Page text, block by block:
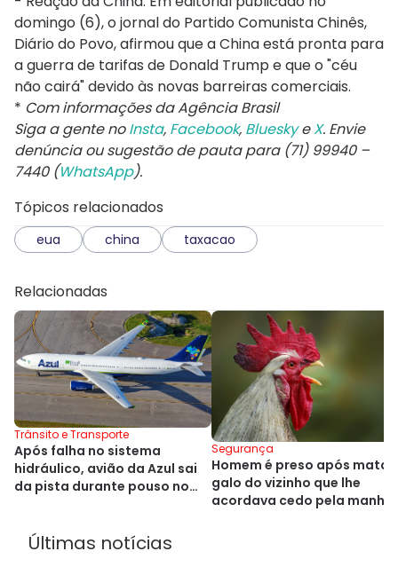
domingo (6), o jornal do Partido Comunista Chinês,
Diário do Povo, afirmou que a China está pronta para
a guerra de tarifas de Donald Trump e que o "céu
não cairá" devido às novas barreiras comerciais.
* Com informações da Agência Brasil
Siga a gente noInsta, Facebook, BlueskyeX. Envie
denúncia ou sugestão de pauta para (71) 99940 –
7440 (WhatsApp).
Tópicos relacionados
eua china taxacao
Relacionadas
Trânsito e Transporte
Após falha no sistema
hidráulico, avião da Azul sai
da pista durante pouso no
Segurança
Homem é preso após matar
galo do vizinho que lhe
acordava cedo pela manhã
Últimas notícias